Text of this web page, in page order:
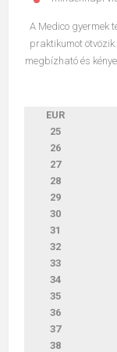
A Medico gyermek
praktikumot
megbízható és
EUR
25
26
27
28
29
30
31
32
33
34
35
36
37
38